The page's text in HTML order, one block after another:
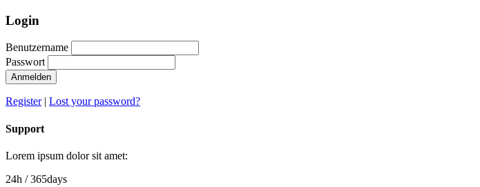
Login
Benutzername
Passwort
Anmelden
Register| Lost your password?
Support
Lorem ipsum dolor sit amet:
24h / 365days